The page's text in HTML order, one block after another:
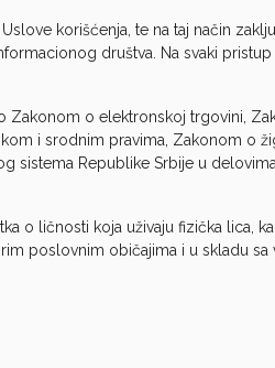
korišćenja, te na taj način
društva. Na svaki pristup
Zakonom o elektronskoj trgovini,
i srodnim pravima, Zakonom o
sistema Republike Srbije u
o ličnosti koja uživaju fizička lica,
poslovnim običajima i u skladu sa